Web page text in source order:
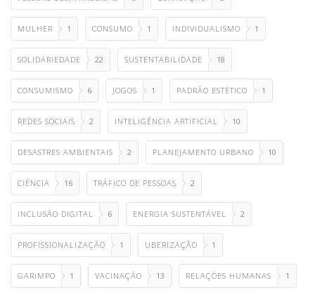
MULHER 1 CONSUMO 1 INDIVIDUALISMO 1
SOLIDARIEDADE 22 SUSTENTABILIDADE 18
CONSUMISMO 6 JOGOS 1 PADRÃO ESTÉTICO 1
REDES SOCIAIS 2 INTELIGÊNCIA ARTIFICIAL 10
DESASTRES AMBIENTAIS 2 PLANEJAMENTO URBANO 10
CIÊNCIA 16 TRÁFICO DE PESSOAS 2
INCLUSÃO DIGITAL 6 ENERGIA SUSTENTÁVEL 2
PROFISSIONALIZAÇÃO 1 UBERIZAÇÃO 1
GARIMPO 1 VACINAÇÃO 13 RELAÇÕES HUMANAS 1